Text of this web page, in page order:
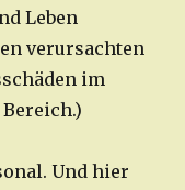
Leben
verursachten
im
Und hier